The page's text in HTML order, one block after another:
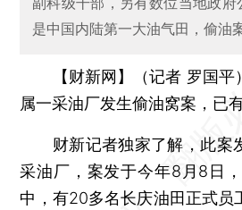
是中国内陆第一大油气田，偷油
【财新网】（记者 罗国平）
属一采油厂发生偷油窝案，已
财新记者独家了解，此案
采油厂，案发于今年8月8日
中，有20多名长庆油田正式员